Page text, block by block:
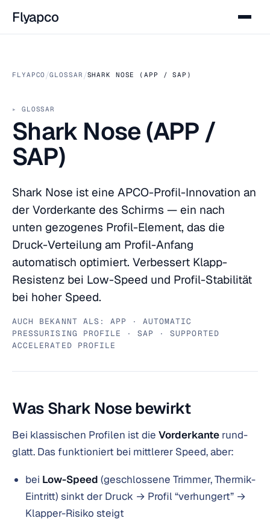
Flyapco
FLYAPCO/GLOSSAR /SHARK NOSE (APP / SAP)
GLOSSAR
Shark Nose (APP /
SAP)
Shark Nose ist eine APCO-Profil-Innovation an
der Vorderkante des Schirms — ein nach
unten gezogenes Profil-Element, das die
Druck-Verteilung am Profil-Anfang
automatisch optimiert. Verbessert Klapp-
Resistenz bei Low-Speed und Profil-Stabilität
bei hoher Speed.
AUCH BEKANNT ALS: APP · AUTOMATIC
PRESSURISING PROFILE · SAP · SUPPORTED
ACCELERATED PROFILE
Was Shark Nose bewirkt
Bei klassischen Profilen ist dieVorderkante rund-
glatt. Das funktioniert bei mittlerer Speed, aber:
bei Low-Speed (geschlossene Trimmer, Thermik-
Eintritt) sinkt der Druck → Profil “verhungert” →
Klapper-Risiko steigt